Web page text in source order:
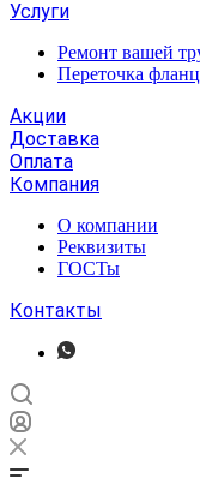
Услуги
Ремонт вашей
Переточка
Акции
Доставка
Оплата
Компания
О компании
Реквизиты
ГОСТы
Контакты